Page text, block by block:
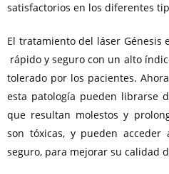
satisfactorios en los diferentes
El tratamiento del láser Génesis
rápido y seguro con un alto
tolerado por los pacientes.
esta patología pueden librarse
que resultan molestos y
son tóxicas, y pueden
seguro, para mejorar su calidad